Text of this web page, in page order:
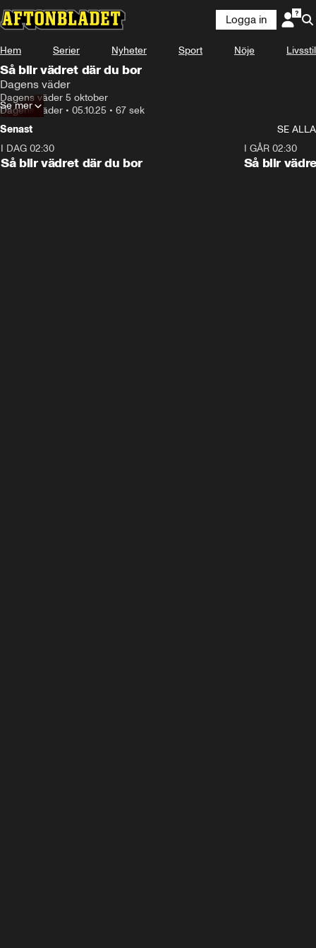
Logga in
Hem Serier Nyheter Sport Nöje Livsstil
Så blir vädret där du bor
Dagens väder
Dagens väder 5 oktober
Dagens väder • 05.10.25 • 67 sek
Se mer
Senast
SE ALLA
I DAG 02:30
Så blir vädret där du bor
I GÅR 02:30
Så blir